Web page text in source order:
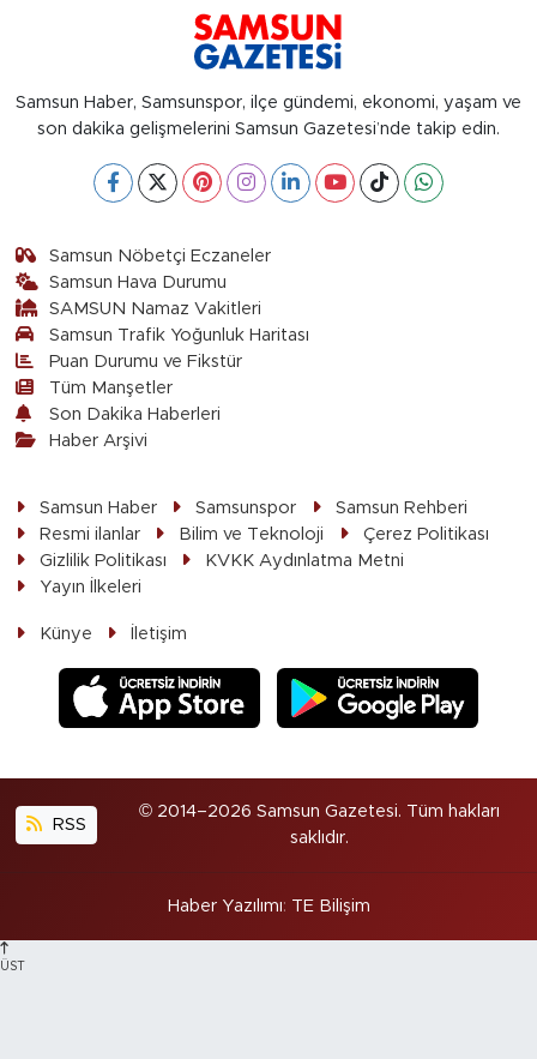
Samsun Haber, Samsunspor, ilçe gündemi, ekonomi, yaşam ve
son dakika gelişmelerini Samsun Gazetesi’nde takip edin.
Samsun Nöbetçi Eczaneler
Samsun Hava Durumu
SAMSUN Namaz Vakitleri
Samsun Trafik Yoğunluk Haritası
Puan Durumu ve Fikstür
Tüm Manşetler
Son Dakika Haberleri
Haber Arşivi
Samsun Haber Samsunspor
Samsun Rehberi
Resmi ilanlar
Bilim ve Teknoloji
Çerez Politikası
Gizlilik Politikası
KVKK Aydınlatma Metni
Yayın İlkeleri
Künye İletişim
RSS
© 2014–2026 Samsun Gazetesi. Tüm hakları
saklıdır.
Haber Yazılımı: TE Bilişim
ÜST